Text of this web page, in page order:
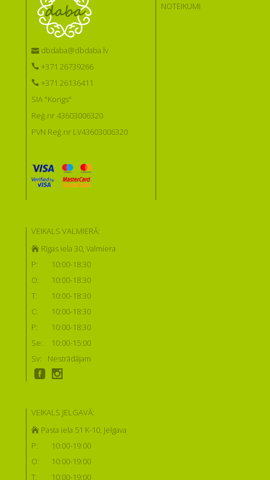
dbdaba@dbdaba.lv
+371 26739266
+371 26136411
SIA "Kongs"
Reģ.nr 43603006320
PVN Reģ.nr LV43603006320
NOTEIKUMI
VEIKALS VALMIERĀ:
Rīgas iela 30, Valmiera
P:
10:00-18:30
O:
10:00-18:30
T:
10:00-18:30
C:
10:00-18:30
P:
10:00-18:30
Se:
10:00-15:00
Sv:
Nestrādājam
VEIKALS JELGAVĀ:
Pasta iela 51 K-10, Jelgava
P:
10:00-19:00
O:
10:00-19:00
T:
10:00-19:00